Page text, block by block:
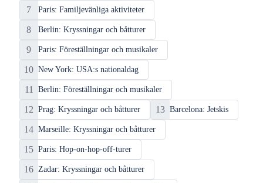
7 Paris: Familjevänliga aktiviteter
8 Berlin: Kryssningar och båtturer
9 Paris: Föreställningar och musikaler
10 New York: USA:s nationaldag
11 Berlin: Föreställningar och musikaler
12 Prag: Kryssningar och båtturer 13 Barcelona: Jetskis
14 Marseille: Kryssningar och båtturer
15 Paris: Hop-on-hop-off-turer
16 Zadar: Kryssningar och båtturer